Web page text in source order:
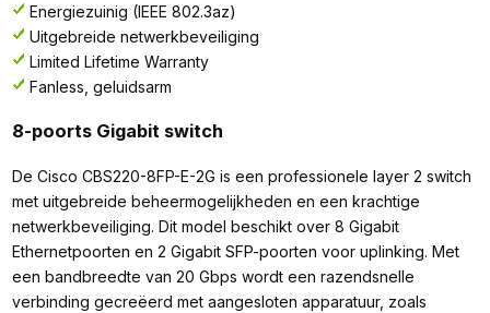
Energiezuinig (IEEE 802.3az)
Uitgebreide netwerkbeveiliging
Limited Lifetime Warranty
Fanless, geluidsarm
8-poorts Gigabit switch
De Cisco CBS220-8FP-E-2G is een professionele layer 2 switch
met uitgebreide beheermogelijkheden en een krachtige
netwerkbeveiliging. Dit model beschikt over 8 Gigabit
Ethernetpoorten en 2 Gigabit SFP-poorten voor uplinking. Met
een bandbreedte van 20 Gbps wordt een razendsnelle
verbinding gecreëerd met aangesloten apparatuur, zoals